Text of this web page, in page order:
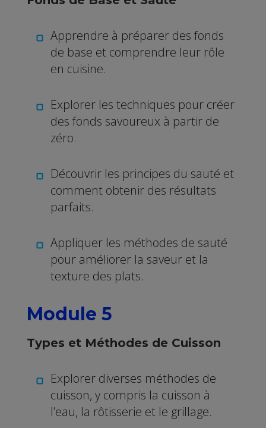
Apprendre à préparer des fonds
de base et comprendre leur rôle
en cuisine.
Explorer les techniques pour créer
des fonds savoureux à partir de
zéro.
Découvrir les principes du sauté et
comment obtenir des résultats
parfaits.
Appliquer les méthodes de sauté
pour améliorer la saveur et la
texture des plats.
Module 5
Types et Méthodes de Cuisson
Explorer diverses méthodes de
cuisson, y compris la cuisson à
l’eau, la rôtisserie et le grillage.